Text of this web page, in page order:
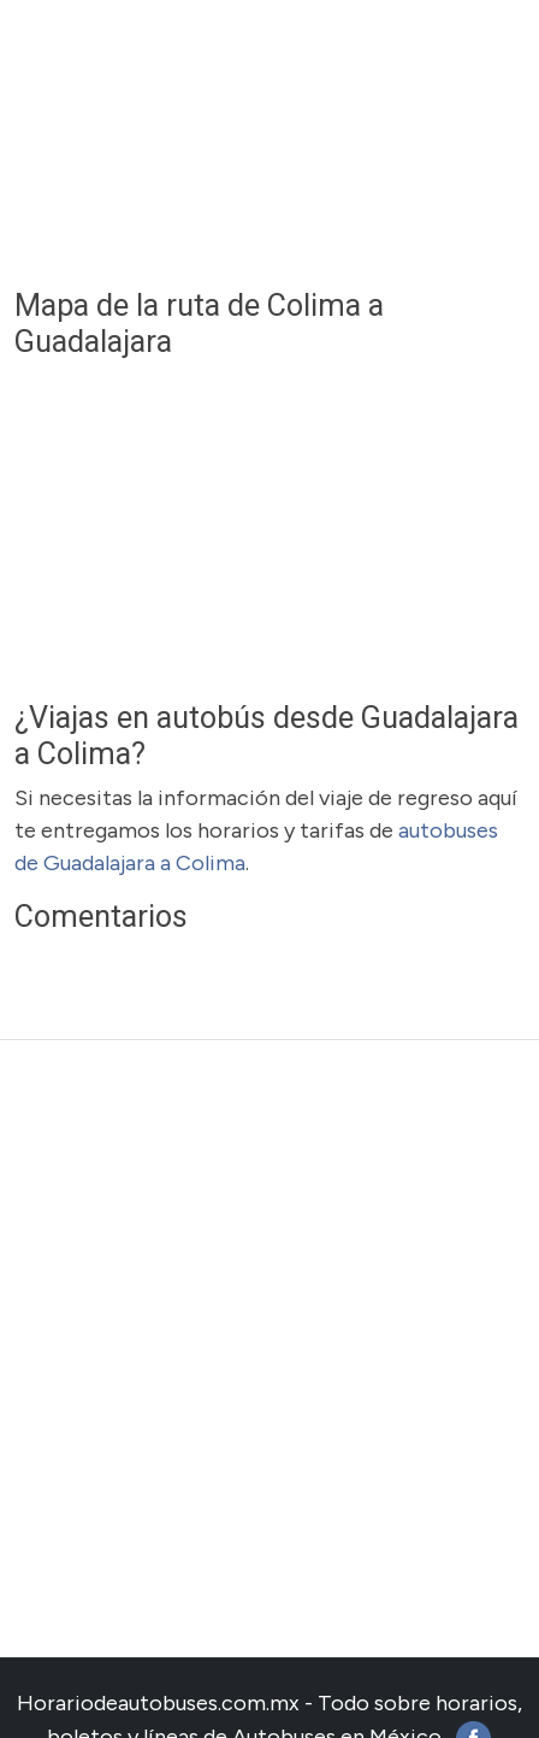
Mapa de la ruta de Colima a
Guadalajara
¿Viajas en autobús desde Guadalajara
a Colima?
Si necesitas la información del viaje de regreso aquí
te entregamos los horarios y tarifas de autobuses
de Guadalajara a Colima.
Comentarios
Horariodeautobuses.com.mx - Todo sobre horarios,